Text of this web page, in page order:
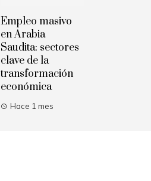
Empleo masivo
en Arabia
Saudita: sectores
clave de la
transformación
económica
Hace 1 mes